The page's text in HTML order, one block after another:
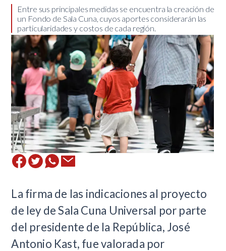
Entre sus principales medidas se encuentra la creación de
un Fondo de Sala Cuna, cuyos aportes considerarán las
particularidades y costos de cada región.
La firma de las indicaciones al proyecto
de ley de Sala Cuna Universal por parte
del presidente de la República, José
Antonio Kast, fue valorada por